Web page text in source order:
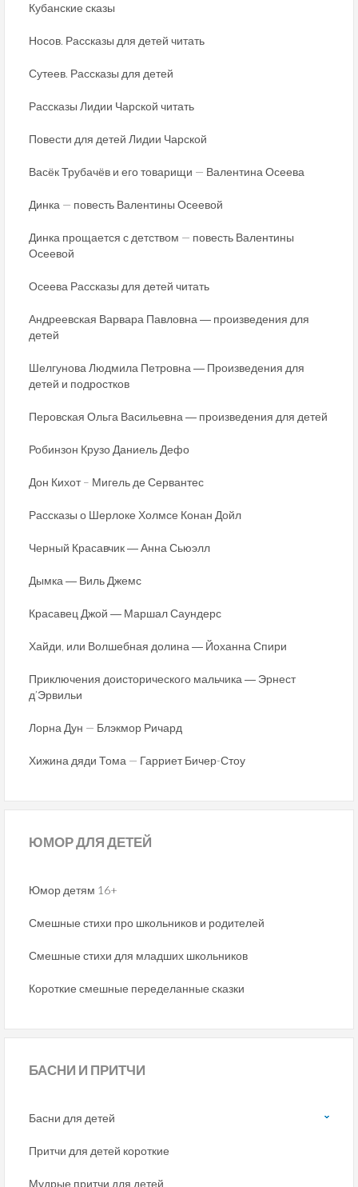
Кубанские сказы
Носов. Рассказы для детей читать
Сутеев. Рассказы для детей
Рассказы Лидии Чарской читать
Повести для детей Лидии Чарской
Васёк Трубачёв и его товарищи — Валентина Осеева
Динка — повесть Валентины Осеевой
Динка прощается с детством — повесть Валентины
Осеевой
Осеева Рассказы для детей читать
Андреевская Варвара Павловна ― произведения для
детей
Шелгунова Людмила Петровна ― Произведения для
детей и подростков
Перовская Ольга Васильевна ― произведения для детей
Робинзон Крузо Даниель Дефо
Дон Кихот – Мигель де Сервантес
Рассказы о Шерлоке Холмсе Конан Дойл
Черный Красавчик ― Анна Сьюэлл
Дымка ― Виль Джемс
Красавец Джой ― Маршал Саундерс
Хайди, или Волшебная долина ― Йоханна Спири
Приключения доисторического мальчика ― Эрнест
д’Эрвильи
Лорна Дун — Блэкмор Ричард
Хижина дяди Тома — Гарриет Бичер-Стоу
ЮМОРДЛЯ ДЕТЕЙ
Юмор детям 16+
Смешные стихи про школьников и родителей
Смешные стихи для младших школьников
Короткие смешные переделанные сказки
БАСНИ И ПРИТЧИ
Басни для детей
Притчи для детей короткие
Мудрые притчи для детей